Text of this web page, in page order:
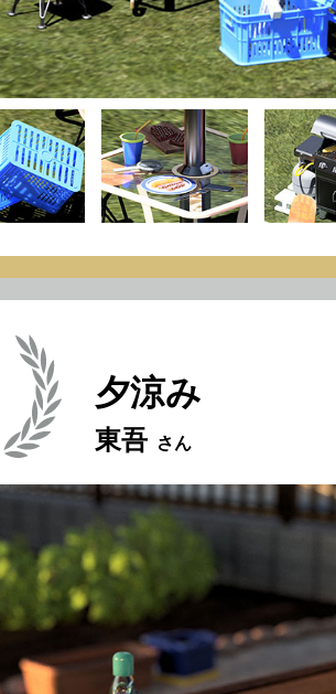
夕涼み
東吾 さん